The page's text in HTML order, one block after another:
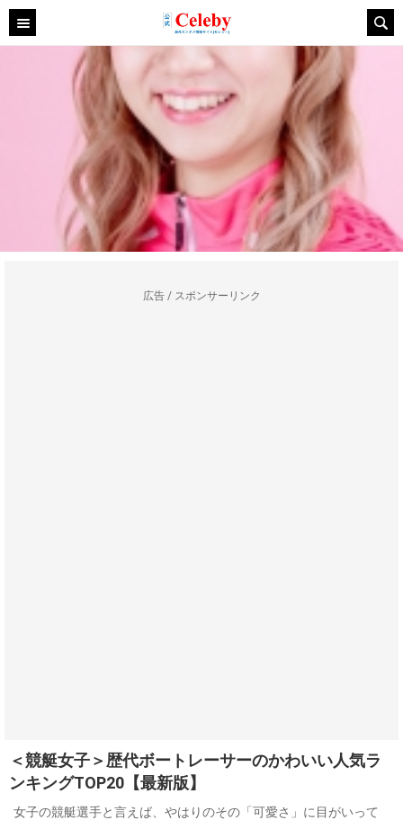
広告 / スポンサーリンク
＜競艇女子＞歴代ボートレーサーのかわいい人気ラ
ンキングTOP20【最新版】
女子の競艇選手と言えば、やはりのその「可愛さ」に目がいって